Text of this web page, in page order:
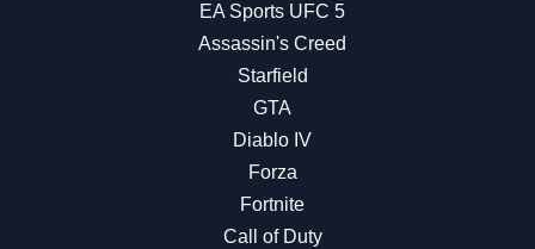
EA Sports UFC 5
Assassin's Creed
Starfield
GTA
Diablo IV
Forza
Fortnite
Call of Duty